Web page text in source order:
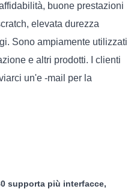
buone prestazioni
elevata durezza
Sono ampiamente utilizzati
e altri prodotti. I clienti
un'e -mail per la
supporta più interfacce,